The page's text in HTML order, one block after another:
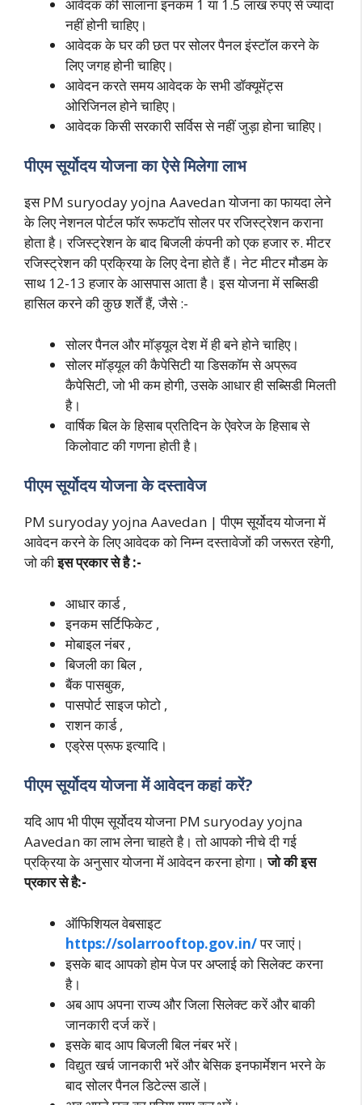
आवेदक की सालाना इनकम 1 या 1.5 लाख रुपए से ज्यादा
नहीं होनी चाहिए।
आवेदक के घर की छत पर सोलर पैनल इंस्टॉल करने के
लिए जगह होनी चाहिए।
आवेदन करते समय आवेदक के सभी डॉक्यूमेंट्स
ओरिजिनल होने चाहिए।
आवेदक किसी सरकारी सर्विस से नहीं जुड़ा होना चाहिए।
पीएम सूर्योदय योजना का ऐसे मिलेगा लाभ
इस PM suryoday yojna Aavedan योजना का फायदा लेने
के लिए नेशनल पोर्टल फॉर रूफटॉप सोलर पर रजिस्ट्रेशन कराना
होता है। रजिस्ट्रेशन के बाद बिजली कंपनी को एक हजार रु. मीटर
रजिस्ट्रेशन की प्रक्रिया के लिए देना होते हैं। नेट मीटर मौडम के
साथ 12-13 हजार के आसपास आता है। इस योजना में सब्सिडी
हासिल करने की कुछ शर्तें हैं, जैसे :-
सोलर पैनल और मॉड्यूल देश में ही बने होने चाहिए।
सोलर मॉड्यूल की कैपेसिटी या डिसकॉम से अप्रूव
कैपेसिटी, जो भी कम होगी, उसके आधार ही सब्सिडी मिलती
है।
वार्षिक बिल के हिसाब प्रतिदिन के ऐवरेज के हिसाब से
किलोवाट की गणना होती है।
पीएम सूर्योदय योजना के दस्तावेज
PM suryoday yojna Aavedan | पीएम सूर्योदय योजना में
आवेदन करने के लिए आवेदक को निम्न दस्तावेजों की जरूरत रहेगी,
जो कीइस प्रकार से है :-
आधार कार्ड ,
इनकम सर्टिफिकेट ,
मोबाइल नंबर ,
बिजली का बिल ,
बैंक पासबुक,
पासपोर्ट साइज फोटो ,
राशन कार्ड ,
एड्रेस प्रूफ इत्यादि।
पीएम सूर्योदय योजना में आवेदन कहां करें?
यदि आप भी पीएम सूर्योदय योजना PM suryoday yojna
Aavedan का लाभ लेना चाहते है। तो आपको नीचे दी गई
प्रक्रिया के अनुसार योजना में आवेदन करना होगा।जो की इस
प्रकार से है:-
ऑफिशियल वेबसाइट
https://solarrooftop.gov.in/पर जाएं।
इसके बाद आपको होम पेज पर अप्लाई को सिलेक्ट करना
है।
अब आप अपना राज्य और जिला सिलेक्ट करें और बाकी
जानकारी दर्ज करें।
इसके बाद आप बिजली बिल नंबर भरें।
विद्युत खर्च जानकारी भरें और बेसिक इनफार्मेशन भरने के
बाद सोलर पैनल डिटेल्स डालें।